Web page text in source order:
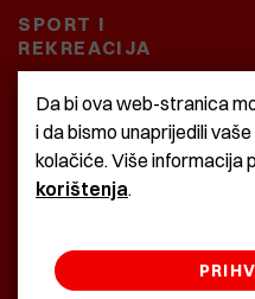
SPORT I
REKREACIJA
CRNA KRONIKA
BAŠTARDINI I PRAVI
KRASNA ZEMLJA
Da bi ova web-stranica
i da bismo unaprijedili
kolačiće. Više informacija
korištenja.